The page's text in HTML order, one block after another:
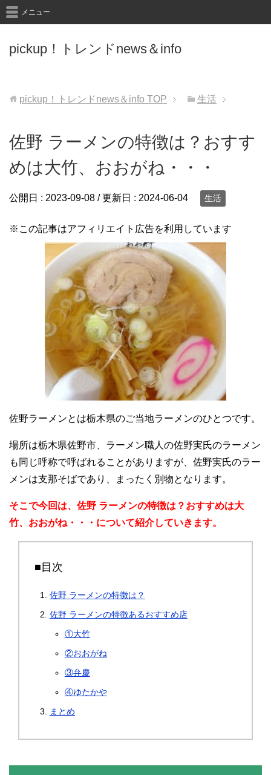
pickup！トレンドnews＆info
メニュー
pickup！トレンドnews＆info TOP 生活
佐野 ラーメンの特徴は？おすす
めは大竹、おおがね・・・
公開日 : 2023-09-08 / 更新日 : 2024-06-04 生活
※この記事はアフィリエイト広告を利用しています
佐野ラーメンとは栃木県のご当地ラーメンのひとつです。
場所は栃木県佐野市、ラーメン職人の佐野実氏のラーメン
も同じ呼称で呼ばれることがありますが、佐野実氏のラー
メンは支那そばであり、まったく別物となります。
そこで今回は、佐野 ラーメンの特徴は？おすすめは大
竹、おおがね・・・について紹介していきます。
■目次
佐野 ラーメンの特徴は？
佐野 ラーメンの特徴あるおすすめ店
①大竹
②おおがね
③弁慶
④ゆたかや
まとめ